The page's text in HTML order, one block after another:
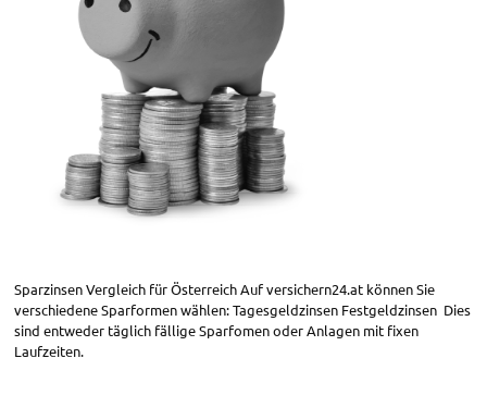
Sparzinsen Vergleich für Österreich Auf versichern24.at können Sie
verschiedene Sparformen wählen: Tagesgeldzinsen Festgeldzinsen Dies
sind entweder täglich fällige Sparfomen oder Anlagen mit fixen
Laufzeiten.